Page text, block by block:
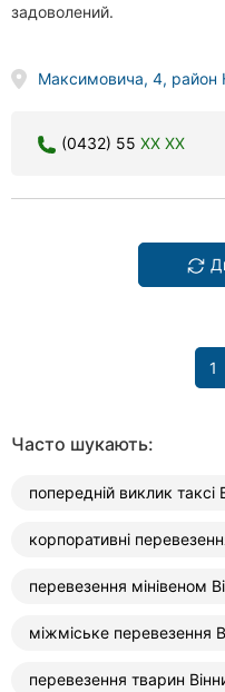
задоволений.
Максимовича, 4, район
(0432) 55 XX XX
1
Часто шукають:
попередній виклик таксі
корпоративні
перевезення мінівеном
міжміське перевезення
перевезення тварин